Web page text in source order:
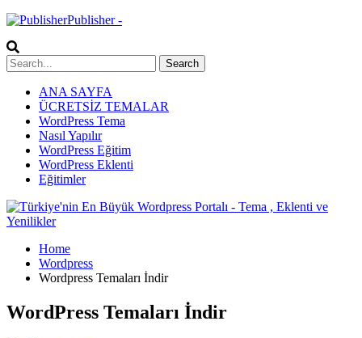
Publisher -
ANA SAYFA
ÜCRETSİZ TEMALAR
WordPress Tema
Nasıl Yapılır
WordPress Eğitim
WordPress Eklenti
Eğitimler
Home
Wordpress
Wordpress Temaları İndir
WordPress Temaları İndir